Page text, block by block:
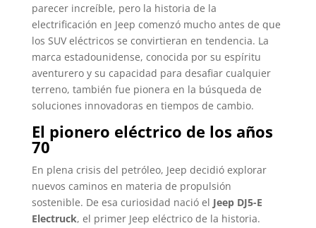
parecer increíble, pero la historia de la
electrificación en Jeep comenzó mucho antes de que
los SUV eléctricos se convirtieran en tendencia. La
marca estadounidense, conocida por su espíritu
aventurero y su capacidad para desafiar cualquier
terreno, también fue pionera en la búsqueda de
soluciones innovadoras en tiempos de cambio.
El pionero eléctrico de los años
70
En plena crisis del petróleo, Jeep decidió explorar
nuevos caminos en materia de propulsión
sostenible. De esa curiosidad nació el Jeep DJ5-E
Electruck, el primer Jeep eléctrico de la historia.